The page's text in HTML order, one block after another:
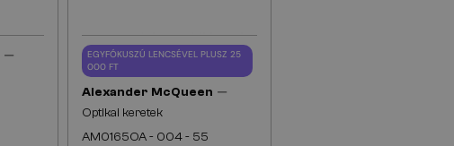
—
EGYFÓKUSZÚ LENCSÉVEL PLUSZ 25
000 FT
Alexander McQueen —
Optikai keretek
AM0165OA - 004 - 55